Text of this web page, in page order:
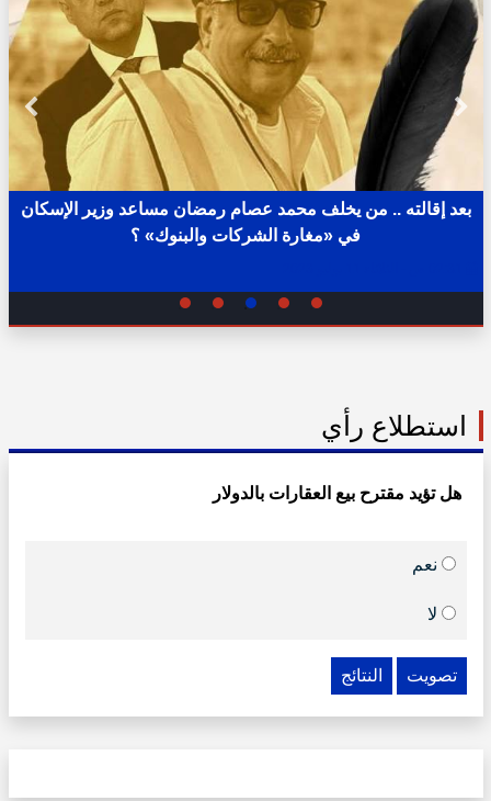
بعد إقالته .. من يخلف محمد عصام رمضان مساعد وزير الإسكان
في «مغارة الشركات والبنوك» ؟
استطلاع رأي
هل تؤيد مقترح بيع العقارات بالدولار
نعم
لا
تصويت النتائج